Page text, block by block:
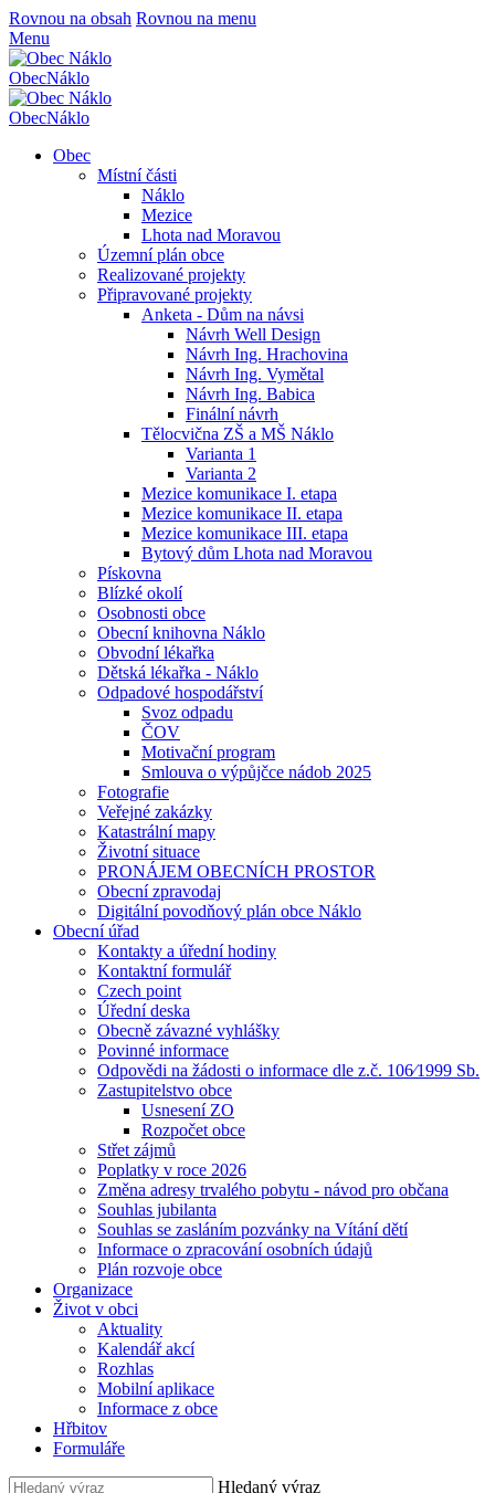
Rovnou na obsah Rovnou na menu
Menu
ObecNáklo
ObecNáklo
Obec
Místní části
Náklo
Mezice
Lhota nad Moravou
Územní plán obce
Realizované projekty
Připravované projekty
Anketa - Dům na návsi
Návrh Well Design
Návrh Ing. Hrachovina
Návrh Ing. Vymětal
Návrh Ing. Babica
Finální návrh
Tělocvična ZŠ a MŠ Náklo
Varianta 1
Varianta 2
Mezice komunikace I. etapa
Mezice komunikace II. etapa
Mezice komunikace III. etapa
Bytový dům Lhota nad Moravou
Pískovna
Blízké okolí
Osobnosti obce
Obecní knihovna Náklo
Obvodní lékařka
Dětská lékařka - Náklo
Odpadové hospodářství
Svoz odpadu
ČOV
Motivační program
Smlouva o výpůjčce nádob 2025
Fotografie
Veřejné zakázky
Katastrální mapy
Životní situace
PRONÁJEM OBECNÍCH PROSTOR
Obecní zpravodaj
Digitální povodňový plán obce Náklo
Obecní úřad
Kontakty a úřední hodiny
Kontaktní formulář
Czech point
Úřední deska
Obecně závazné vyhlášky
Povinné informace
Odpovědi na žádosti o informace dle z.č. 106⁄1999 Sb.
Zastupitelstvo obce
Usnesení ZO
Rozpočet obce
Střet zájmů
Poplatky v roce 2026
Změna adresy trvalého pobytu - návod pro občana
Souhlas jubilanta
Souhlas se zasláním pozvánky na Vítání dětí
Informace o zpracování osobních údajů
Plán rozvoje obce
Organizace
Život v obci
Aktuality
Kalendář akcí
Rozhlas
Mobilní aplikace
Informace z obce
Hřbitov
Formuláře
Hledaný výraz